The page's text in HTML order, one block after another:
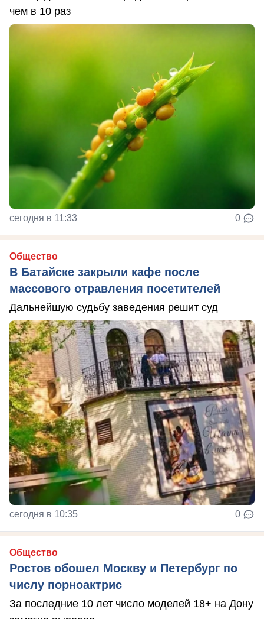
чем в 10 раз
сегодня в 11:33 0
Общество
В Батайске закрыли кафе после
массового отравления посетителей
Дальнейшую судьбу заведения решит суд
сегодня в 10:35 0
Общество
Ростов обошел Москву и Петербург по
числу порноактрис
За последние 10 лет число моделей 18+ на Дону